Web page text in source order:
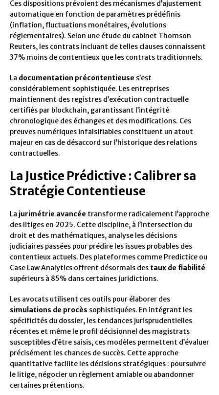
Ces dispositions prévoient des mécanismes d’ajustement
automatique en fonction de paramètres prédéfinis
(inflation, fluctuations monétaires, évolutions
réglementaires). Selon une étude du cabinet Thomson
Reuters, les contrats incluant de telles clauses connaissent
37% moins de contentieux que les contrats traditionnels.
La documentation précontentieuse s’est
considérablement sophistiquée. Les entreprises
maintiennent des registres d’exécution contractuelle
certifiés par blockchain, garantissant l’intégrité
chronologique des échanges et des modifications. Ces
preuves numériques infalsifiables constituent un atout
majeur en cas de désaccord sur l’historique des relations
contractuelles.
La Justice Prédictive : Calibrer sa
Stratégie Contentieuse
La jurimétrie avancée transforme radicalement l’approche
des litiges en 2025. Cette discipline, à l’intersection du
droit et des mathématiques, analyse les décisions
judiciaires passées pour prédire les issues probables des
contentieux actuels. Des plateformes comme Predictice ou
Case Law Analytics offrent désormais des taux de fiabilité
supérieurs à 85% dans certaines juridictions.
Les avocats utilisent ces outils pour élaborer des
simulations de procès sophistiquées. En intégrant les
spécificités du dossier, les tendances jurisprudentielles
récentes et même le profil décisionnel des magistrats
susceptibles d’être saisis, ces modèles permettent d’évaluer
précisément les chances de succès. Cette approche
quantitative facilite les décisions stratégiques : poursuivre
le litige, négocier un règlement amiable ou abandonner
certaines prétentions.